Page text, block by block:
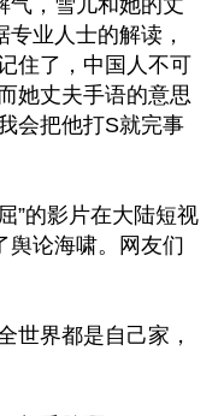
气，雪儿和她的丈
业人士的解读，
住了，中国人不可
她丈夫手语的意思
会把他打S就完事
”的影片在大陆短视
舆论海啸。网友们
世界都是自己家，